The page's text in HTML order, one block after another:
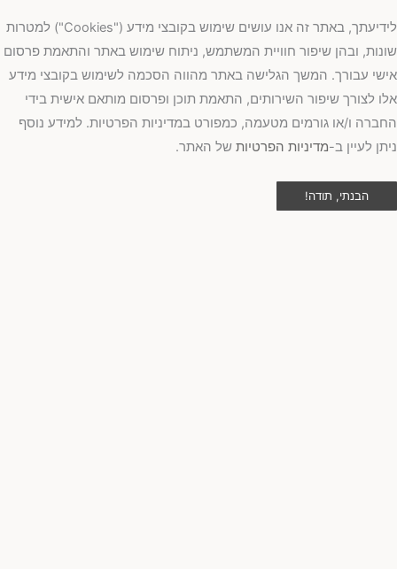
לידיעתך, באתר זה אנו עושים שימוש בקובצי מידע ("Cookies") למטרות
ובהן שיפור חוויית המשתמש, ניתוח שימוש באתר והתאמת פרסום
עבורך. המשך הגלישה באתר מהווה הסכמה לשימוש בקובצי מידע
לצורך שיפור השירותים, התאמת תוכן ופרסום מותאם אישית בידי
ו/או גורמים מטעמה, כמפורט במדיניות הפרטיות. למידע נוסף
לעיין ב-מדיניות הפרטיותשל האתר.
הבנתי, תודה!